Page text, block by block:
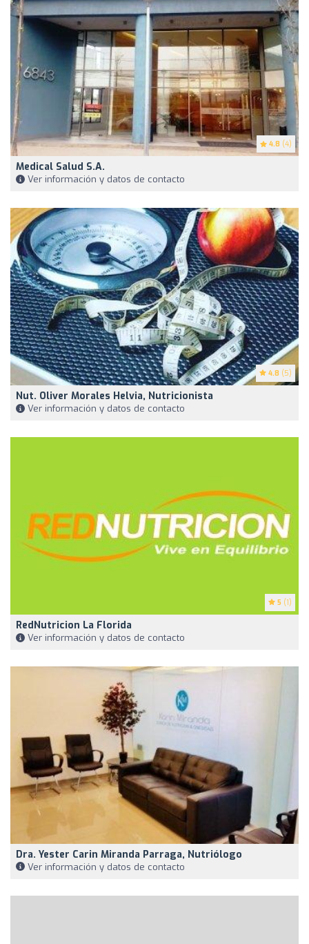
4.8 (4)
Medical Salud S.A.
Ver información y datos de contacto
4.8 (5)
Nut. Oliver Morales Helvia, Nutricionista
Ver información y datos de contacto
5 (1)
RedNutricion La Florida
Ver información y datos de contacto
Dra. Yester Carin Miranda Parraga, Nutriólogo
Ver información y datos de contacto